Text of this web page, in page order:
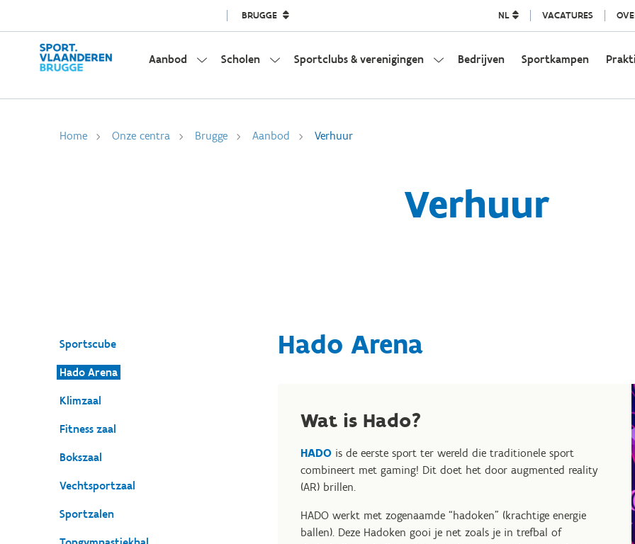
BRUGGE NL VACATURES
Aanbod Scholen Sportclubs & verenigingen Bedrijven Sportkampen
Home Onze centra Brugge Aanbod Verhuur
Verhuur
Sportscube
Hado Arena
Klimzaal
Fitness zaal
Bokszaal
Vechtsportzaal
Sportzalen
Hado Arena
Wat is Hado?
HADO is de eerste sport ter wereld die traditionele sport
combineert met gaming! Dit doet het door augmented reality
(AR) brillen.
HADO werkt met zogenaamde “hadoken” (krachtige energie
ballen). Deze Hadoken gooi je net zoals je in trefbal of